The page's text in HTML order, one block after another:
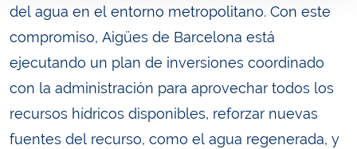
del agua en el entorno metropolitano. Con este
compromiso, Aigües de Barcelona está
ejecutando un plan de inversiones coordinado
con la administración para aprovechar todos los
recursos hídricos disponibles, reforzar nuevas
fuentes del recurso, como el agua regenerada, y